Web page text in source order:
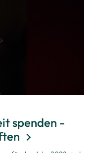
spenden -